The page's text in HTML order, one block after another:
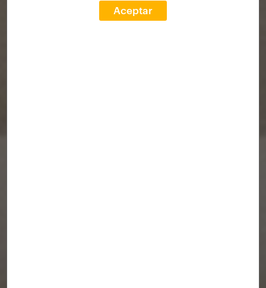
Aceptar